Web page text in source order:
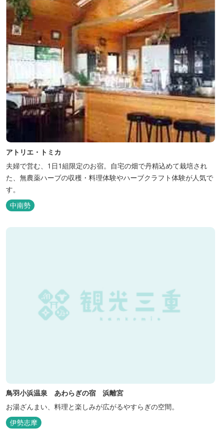
アトリエ・トミカ
夫婦で営む、1日1組限定のお宿。自宅の畑で丹精込めて栽培され
た、無農薬ハーブの収穫・料理体験やハーブクラフト体験が人気で
す。
中南勢
鳥羽小浜温泉 あわらぎの宿 浜離宮
お湯ざんまい、料理と楽しみが広がるやすらぎの空間。
伊勢志摩